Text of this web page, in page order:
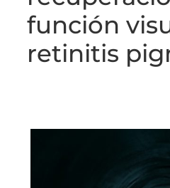
función
retinitis